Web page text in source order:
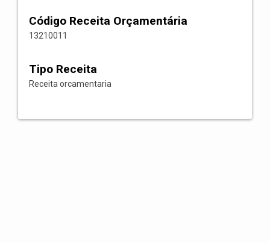
Código Receita Orçamentária
13210011
Tipo Receita
Receita orcamentaria